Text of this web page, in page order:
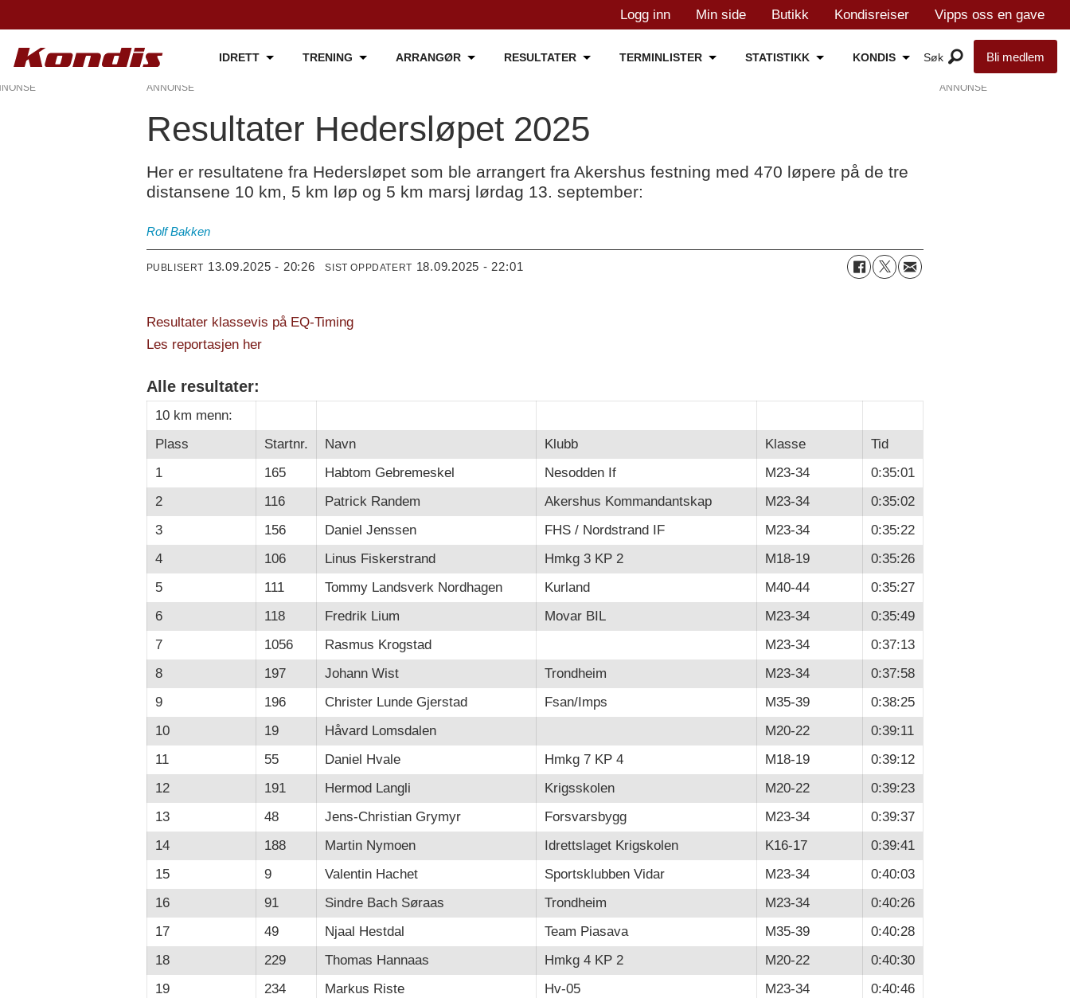
Logg inn Min side Butikk Kondisreiser Vipps oss en gave
IDRETT TRENING ARRANGØR RESULTATER TERMINLISTER STATISTIKK KONDIS Bli medlem
ANNONSE
Resultater Hedersløpet 2025
Her er resultatene fra Hedersløpet som ble arrangert fra Akershus festning med 470 løpere på de tre
distansene 10 km, 5 km løp og 5 km marsj lørdag 13. september:
Rolf Bakken
PUBLISERT 13.09.2025 - 20:26 SIST OPPDATERT 18.09.2025 - 22:01
Resultater klassevis på EQ-Timing
Les reportasjen her
Alle resultater:
10 km menn:
Plass
Startnr. Navn Klubb Klasse
Tid
1
165 Habtom Gebremeskel Nesodden If M23-34
0:35:01
2
116 Patrick Randem Akershus Kommandantskap M23-34
0:35:02
3
156 Daniel Jenssen FHS / Nordstrand IF M23-34
0:35:22
4
106 Linus Fiskerstrand Hmkg 3 KP 2 M18-19
0:35:26
5
111 Tommy Landsverk Nordhagen Kurland M40-44
0:35:27
6
118 Fredrik Lium Movar BIL M23-34
0:35:49
7
1056 Rasmus Krogstad M23-34
0:37:13
8
197 Johann Wist Trondheim M23-34
0:37:58
9
196 Christer Lunde Gjerstad Fsan/Imps M35-39
0:38:25
10
19 Håvard Lomsdalen M20-22
0:39:11
11
55 Daniel Hvale Hmkg 7 KP 4 M18-19
0:39:12
12
191 Hermod Langli Krigsskolen M20-22
0:39:23
13
48 Jens-Christian Grymyr Forsvarsbygg M23-34
0:39:37
14
188 Martin Nymoen Idrettslaget Krigskolen K16-17
0:39:41
15
9 Valentin Hachet Sportsklubben Vidar M23-34
0:40:03
16
91 Sindre Bach Søraas Trondheim M23-34
0:40:26
17
49 Njaal Hestdal Team Piasava M35-39
0:40:28
18
229 Thomas Hannaas Hmkg 4 KP 2 M20-22
0:40:30
19
234 Markus Riste Hv-05 M23-34
0:40:46
ANNONSE